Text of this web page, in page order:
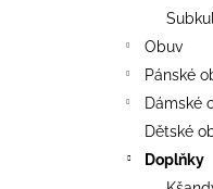
Obuv
Pánské
Dámské
Dětské
Doplňky